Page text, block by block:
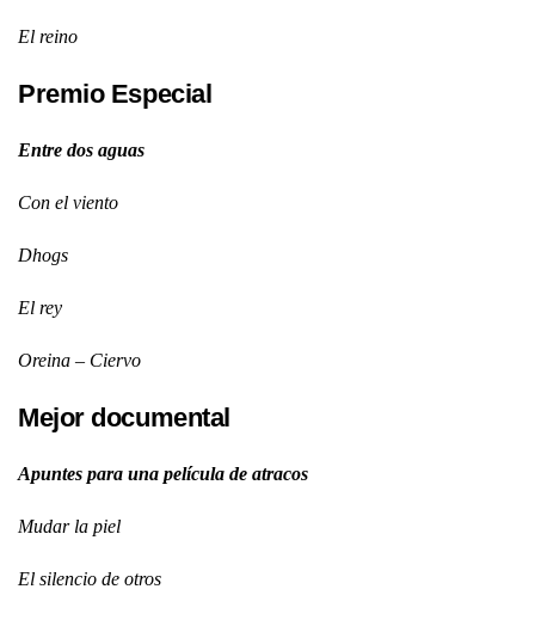
El reino
Premio Especial
Entre dos aguas
Con el viento
Dhogs
El rey
Oreina – Ciervo
Mejor documental
Apuntes para una película de atracos
Mudar la piel
El silencio de otros